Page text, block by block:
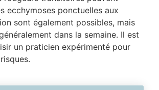
ecchymoses ponctuelles aux
sont également possibles, mais
dans la semaine. Il est
un praticien expérimenté pour